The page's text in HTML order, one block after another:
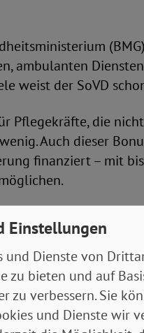
ambulanten
weist der SoVD
Pflegekräfte, die
Auch dieser
finanziert – mit
– echte Reform
hat viele Pakete
Entwürfe vorgestellt.
sich zeigen.
Einstellungen
und Dienste von
zu bieten und auf
zu verbessern. Sie
und Dienste wir